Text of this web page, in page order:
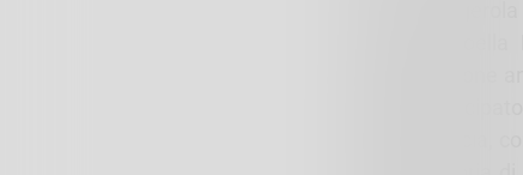
del GS
presidente
manifestazione
hanno
della provincia,